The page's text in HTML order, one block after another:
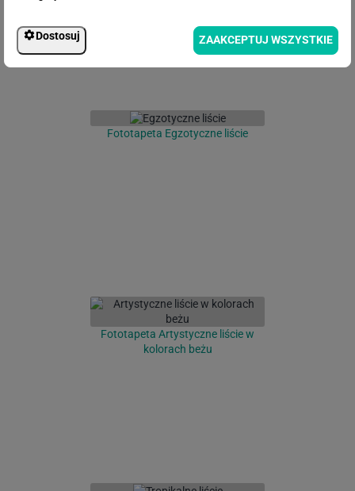
Fototapeta Egzotyczne liście
Fototapeta Artystyczne liście w
kolorach beżu
Dostosuj ZAAKCEPTUJ WSZYSTKIE